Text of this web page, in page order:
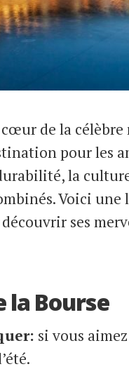
de la
pour les
la
Voici une
ses
la Bourse
si vous